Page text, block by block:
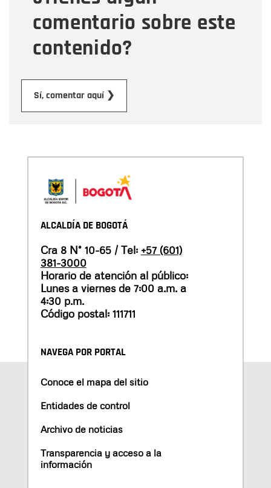
comentario sobre este
contenido?
Sí, comentar aquí ❯
ALCALDÍA DE BOGOTÁ
Cra 8 N° 10-65 / Tel: +57 (601)
381-3000
Horario de atención al público:
Lunes a viernes de 7:00 a.m. a
4:30 p.m.
Código postal: 111711
NAVEGA POR PORTAL
Conoce el mapa del sitio
Entidades de control
Archivo de noticias
Transparencia y acceso a la
información